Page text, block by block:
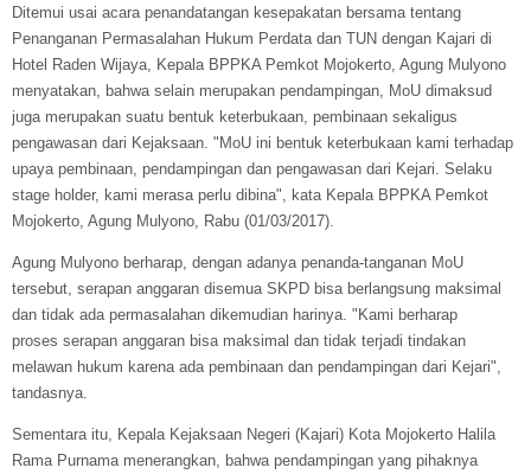
Ditemui usai acara penandatangan kesepakatan bersama tentang
Penanganan Permasalahan Hukum Perdata dan TUN dengan Kajari di
Hotel Raden Wijaya, Kepala BPPKA Pemkot Mojokerto, Agung Mulyono
menyatakan, bahwa selain merupakan pendampingan, MoU dimaksud
juga merupakan suatu bentuk keterbukaan, pembinaan sekaligus
pengawasan dari Kejaksaan. "MoU ini bentuk keterbukaan kami terhadap
upaya pembinaan, pendampingan dan pengawasan dari Kejari. Selaku
stage holder, kami merasa perlu dibina", kata Kepala BPPKA Pemkot
Mojokerto, Agung Mulyono, Rabu (01/03/2017).
Agung Mulyono berharap, dengan adanya penanda-tanganan MoU
tersebut, serapan anggaran disemua SKPD bisa berlangsung maksimal
dan tidak ada permasalahan dikemudian harinya. "Kami berharap
proses serapan anggaran bisa maksimal dan tidak terjadi tindakan
melawan hukum karena ada pembinaan dan pendampingan dari Kejari",
tandasnya.
Sementara itu, Kepala Kejaksaan Negeri (Kajari) Kota Mojokerto Halila
Rama Purnama menerangkan, bahwa pendampingan yang pihaknya